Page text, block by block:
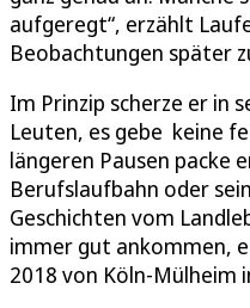
aufgeregt“, erzählt
Beobachtungen später
Im Prinzip scherze er in
Leuten, es gebe keine
längeren Pausen packe
Berufslaufbahn oder
Geschichten vom
immer gut ankommen,
2018 von Köln-Mülheim